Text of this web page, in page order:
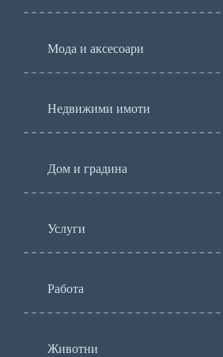
Мода и аксесоари
Недвижими имоти
Дом и градина
Услуги
Работа
Животни